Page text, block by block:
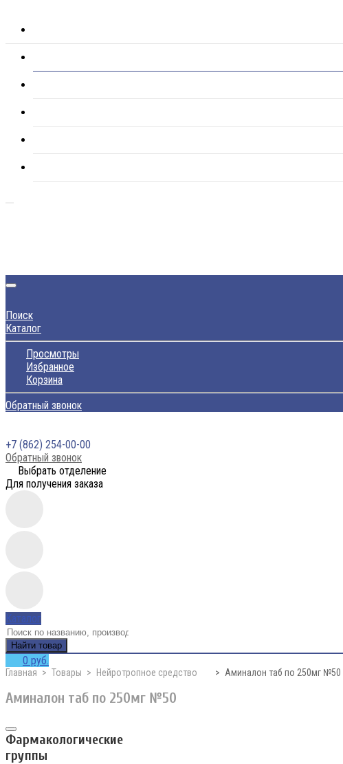
Поиск
Каталог
Просмотры
Избранное
Корзина
Обратный звонок
+7 (862) 254-00-00
Обратный звонок
Выбрать отделение
Для получения заказа
Каталог
Найти товар
0 руб.
Главная Товары Нейротропное средство Аминалон таб по 250мг №50
Аминалон таб по 250мг №50
Фармакологические
группы